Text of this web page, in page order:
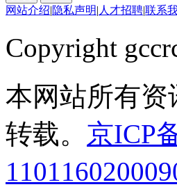
网站介绍|隐私声明| 人才招聘|联系
Copyright
本网站所有
转载。 京ICP